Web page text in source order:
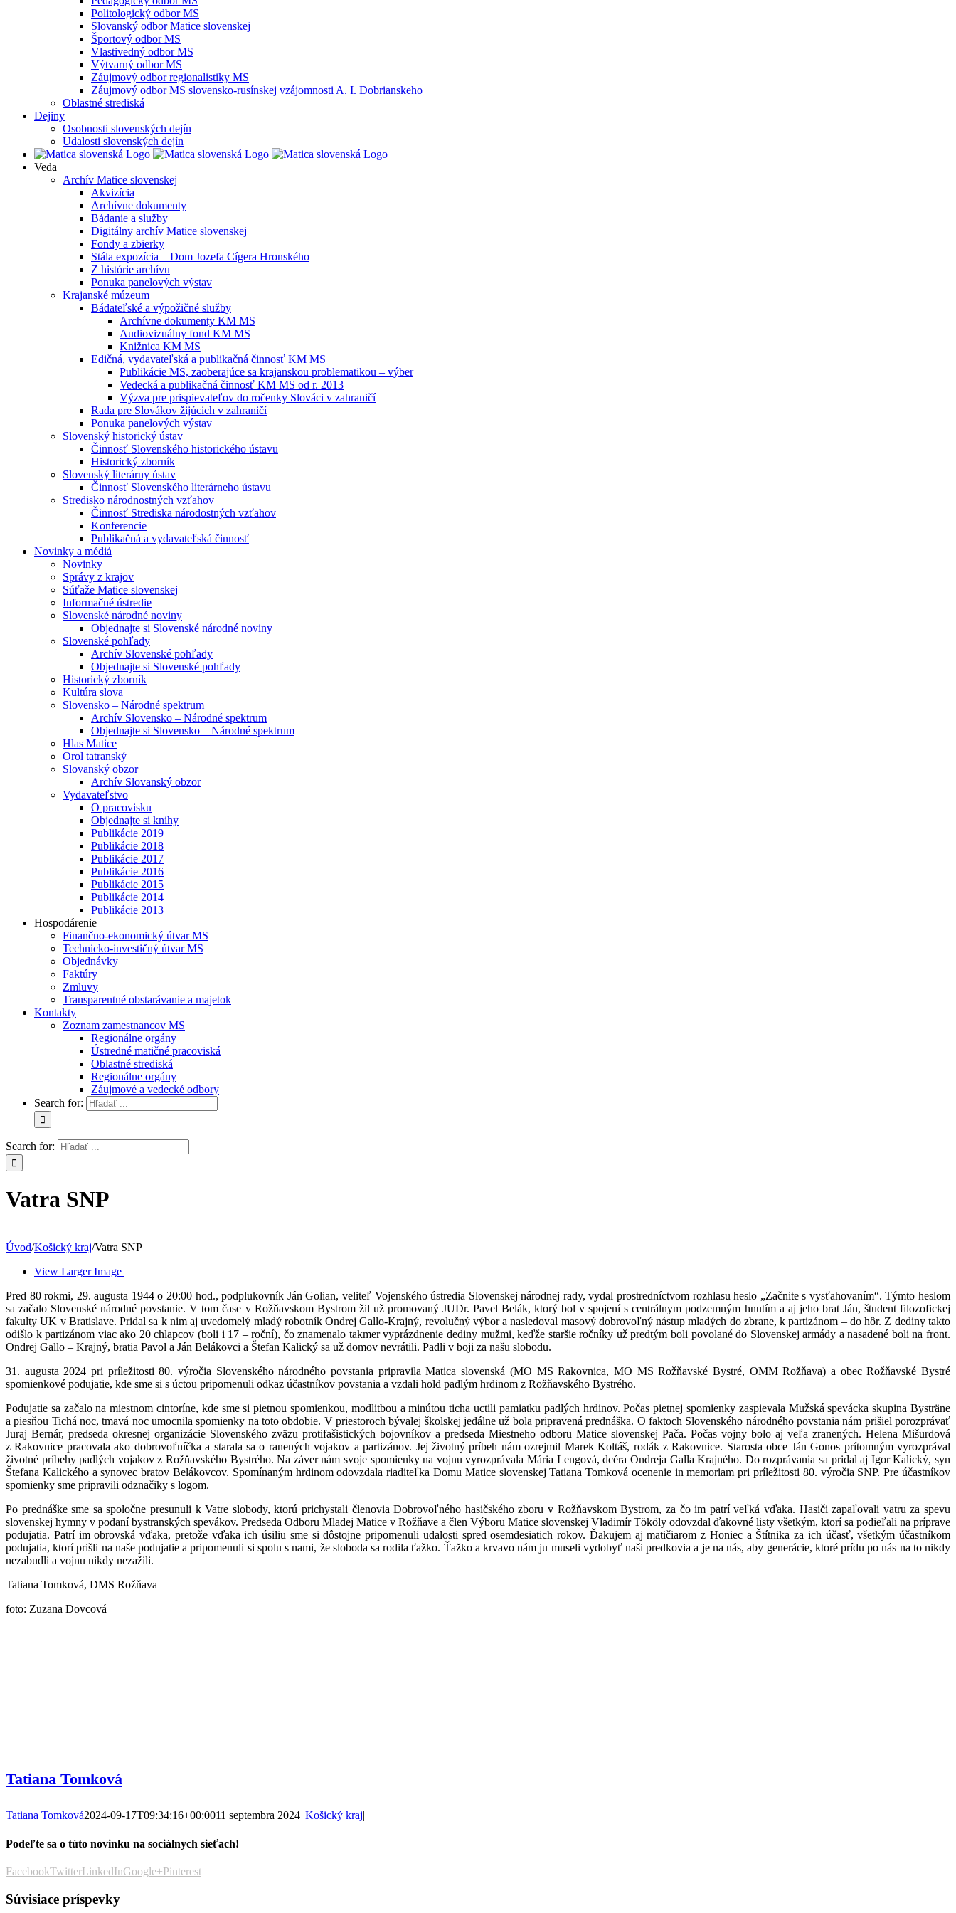
Politologický odbor MS
Slovanský odbor Matice slovenskej
Športový odbor MS
Vlastivedný odbor MS
Výtvarný odbor MS
Záujmový odbor regionalistiky MS
Záujmový odbor MS slovensko-rusínskej vzájomnosti A. I. Dobrianskeho
Oblastné strediská
Dejiny
Osobnosti slovenských dejín
Udalosti slovenských dejín
Veda
Archív Matice slovenskej
Akvizícia
Archívne dokumenty
Bádanie a služby
Digitálny archív Matice slovenskej
Fondy a zbierky
Stála expozícia – Dom Jozefa Cígera Hronského
Z histórie archívu
Ponuka panelových výstav
Krajanské múzeum
Bádateľské a výpožičné služby
Archívne dokumenty KM MS
Audiovizuálny fond KM MS
Knižnica KM MS
Edičná, vydavateľská a publikačná činnosť KM MS
Publikácie MS, zaoberajúce sa krajanskou problematikou – výber
Vedecká a publikačná činnosť KM MS od r. 2013
Výzva pre prispievateľov do ročenky Slováci v zahraničí
Rada pre Slovákov žijúcich v zahraničí
Ponuka panelových výstav
Slovenský historický ústav
Činnosť Slovenského historického ústavu
Historický zborník
Slovenský literárny ústav
Činnosť Slovenského literárneho ústavu
Stredisko národnostných vzťahov
Činnosť Strediska národostných vzťahov
Konferencie
Publikačná a vydavateľská činnosť
Novinky a médiá
Novinky
Správy z krajov
Súťaže Matice slovenskej
Informačné ústredie
Slovenské národné noviny
Objednajte si Slovenské národné noviny
Slovenské pohľady
Archív Slovenské pohľady
Objednajte si Slovenské pohľady
Historický zborník
Kultúra slova
Slovensko – Národné spektrum
Archív Slovensko – Národné spektrum
Objednajte si Slovensko – Národné spektrum
Hlas Matice
Orol tatranský
Slovanský obzor
Archív Slovanský obzor
Vydavateľstvo
O pracovisku
Objednajte si knihy
Publikácie 2019
Publikácie 2018
Publikácie 2017
Publikácie 2016
Publikácie 2015
Publikácie 2014
Publikácie 2013
Hospodárenie
Finančno-ekonomický útvar MS
Technicko-investičný útvar MS
Objednávky
Faktúry
Zmluvy
Transparentné obstarávanie a majetok
Kontakty
Zoznam zamestnancov MS
Regionálne orgány
Ústredné matičné pracoviská
Oblastné strediská
Regionálne orgány
Záujmové a vedecké odbory
Search for:
Search for:
Vatra SNP
Úvod/Košický kraj/Vatra SNP
View Larger Image
Pred 80 rokmi, 29. augusta 1944 o 20:00 hod., podplukovník Ján Golian, veliteľ Vojenského ústredia Slovenskej národnej rady, vydal prostredníctvom rozhlasu heslo „Začnite s vysťahovaním“. Týmto heslom
sa začalo Slovenské národné povstanie. V tom čase v Rožňavskom Bystrom žil už promovaný JUDr. Pavel Belák, ktorý bol v spojení s centrálnym podzemným hnutím a aj jeho brat Ján, študent filozofickej
fakulty UK v Bratislave. Pridal sa k nim aj uvedomelý mladý robotník Ondrej Gallo-Krajný, revolučný výbor a nasledoval masový dobrovoľný nástup mladých do zbrane, k partizánom – do hôr. Z dediny takto
odišlo k partizánom viac ako 20 chlapcov (boli i 17 – roční), čo znamenalo takmer vyprázdnenie dediny mužmi, keďže staršie ročníky už predtým boli povolané do Slovenskej armády a nasadené boli na front.
Ondrej Gallo – Krajný, bratia Pavol a Ján Belákovci a Štefan Kalický sa už domov nevrátili. Padli v boji za našu slobodu.
31. augusta 2024 pri príležitosti 80. výročia Slovenského národného povstania pripravila Matica slovenská (MO MS Rakovnica, MO MS Rožňavské Bystré, OMM Rožňava) a obec Rožňavské Bystré
spomienkové podujatie, kde sme si s úctou pripomenuli odkaz účastníkov povstania a vzdali hold padlým hrdinom z Rožňavského Bystrého.
Podujatie sa začalo na miestnom cintoríne, kde sme si pietnou spomienkou, modlitbou a minútou ticha uctili pamiatku padlých hrdinov. Počas pietnej spomienky zaspievala Mužská spevácka skupina Bysträne
a piesňou Tichá noc, tmavá noc umocnila spomienky na toto obdobie. V priestoroch bývalej školskej jedálne už bola pripravená prednáška. O faktoch Slovenského národného povstania nám prišiel porozprávať
Juraj Bernár, predseda okresnej organizácie Slovenského zväzu protifašistických bojovníkov a predseda Miestneho odboru Matice slovenskej Pača. Počas vojny bolo aj veľa zranených. Helena Mišurdová
z Rakovnice pracovala ako dobrovoľníčka a starala sa o ranených vojakov a partizánov. Jej životný príbeh nám ozrejmil Marek Koltáš, rodák z Rakovnice. Starosta obce Ján Gonos prítomným vyrozprával
životné príbehy padlých vojakov z Rožňavského Bystrého. Na záver nám svoje spomienky na vojnu vyrozprávala Mária Lengová, dcéra Ondreja Galla Krajného. Do rozprávania sa pridal aj Igor Kalický, syn
Štefana Kalického a synovec bratov Belákovcov. Spomínaným hrdinom odovzdala riaditeľka Domu Matice slovenskej Tatiana Tomková ocenenie in memoriam pri príležitosti 80. výročia SNP. Pre účastníkov
spomienky sme pripravili odznačiky s logom.
Po prednáške sme sa spoločne presunuli k Vatre slobody, ktorú prichystali členovia Dobrovoľného hasičského zboru v Rožňavskom Bystrom, za čo im patrí veľká vďaka. Hasiči zapaľovali vatru za spevu
slovenskej hymny v podaní bystranských spevákov. Predseda Odboru Mladej Matice v Rožňave a člen Výboru Matice slovenskej Vladimír Tököly odovzdal ďakovné listy všetkým, ktorí sa podieľali na príprave
podujatia. Patrí im obrovská vďaka, pretože vďaka ich úsiliu sme si dôstojne pripomenuli udalosti spred osemdesiatich rokov. Ďakujem aj matičiarom z Honiec a Štítnika za ich účasť, všetkým účastníkom
podujatia, ktorí prišli na naše podujatie a pripomenuli si spolu s nami, že sloboda sa rodila ťažko. Ťažko a krvavo nám ju museli vydobyť naši predkovia a je na nás, aby generácie, ktoré prídu po nás na to nikdy
nezabudli a vojnu nikdy nezažili.
Tatiana Tomková, DMS Rožňava
foto: Zuzana Dovcová
Tatiana Tomková
Tatiana Tomková2024-09-17T09:34:16+00:0011 septembra 2024 |Košický kraj|
Podeľte sa o túto novinku na sociálnych sieťach!
FacebookTwitterLinkedInGoogle+Pinterest
Súvisiace príspevky